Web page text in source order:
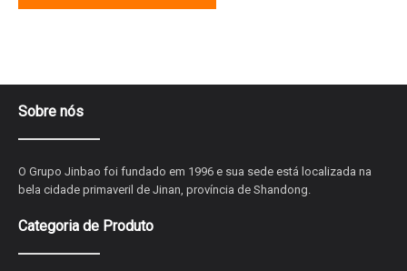
Sobre nós
O Grupo Jinbao foi fundado em 1996 e sua sede está localizada na
bela cidade primaveril de Jinan, província de Shandong.
Categoria de Produto